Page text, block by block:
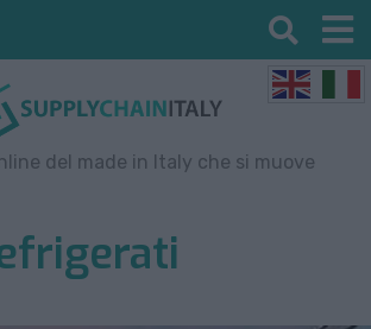
del made in Italy che si muove